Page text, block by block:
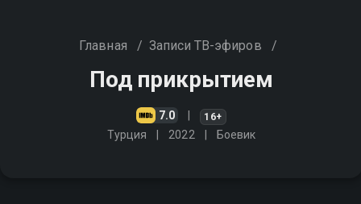
Главная / Записи ТВ-эфиров /
Под прикрытием
7.0 16+
Турция 2022 Боевик